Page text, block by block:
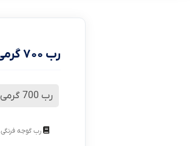
رب ۷۰۰ گرمی (شیشه ای) خرید عمده از تولیدکننده
رب 700 گرمی
رب گوجه فرنگی